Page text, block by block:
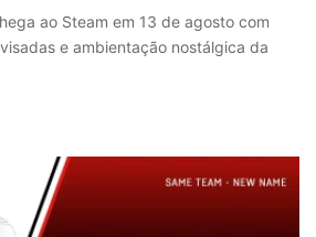
ao Steam em 13 de agosto com
e ambientação nostálgica da